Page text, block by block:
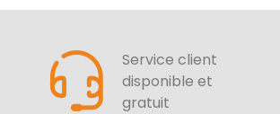
Service client
disponible et
gratuit